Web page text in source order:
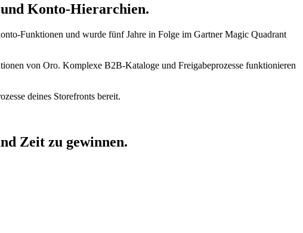
Konto-Hierarchien.
Funktionen und wurde fünf Jahre in Folge im Gartner Magic Quadrant
von Oro. Komplexe B2B-Kataloge und Freigabeprozesse funktionieren
deines Storefronts bereit.
Zeit zu gewinnen.